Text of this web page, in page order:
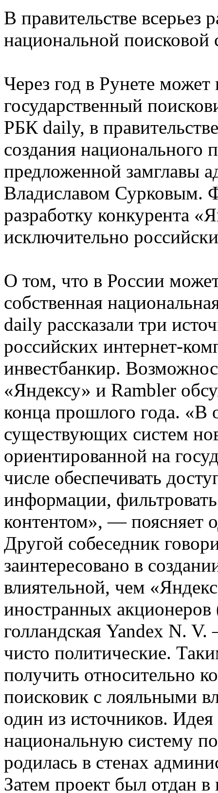
В правительстве
национальной поисковой
Через год в Рунете
государственный
РБК daily, в
создания национального
предложенной замглавы
Владиславом Сурковым.
разработку конкурента
исключительно
О том, что в России
собственная
daily рассказали три
российских интернет-
инвестбанкир.
«Яндексу» и Rambler
конца прошлого года. «В
существующих систем
ориентированной на
числе обеспечивать
информации,
контентом», — поясняет
Другой собеседник
заинтересовано в
влиятельной, чем
иностранных
голландская Yandex N.
чисто политические.
получить относительно
поисковик с лояльными
один из источников. Идея
национальную систему
родилась в стенах
Затем проект был отдан в